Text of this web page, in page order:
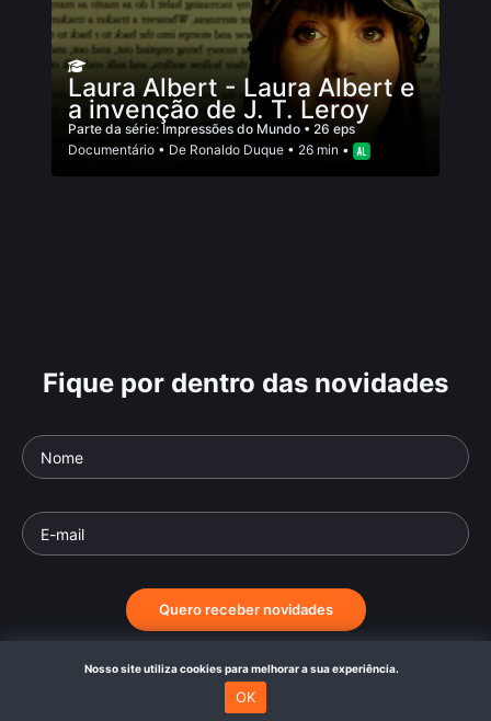
Laura Albert - Laura Albert e
a invenção de J. T. Leroy
Parte da série:Impressões do Mundo • 26 eps
Documentário • De Ronaldo Duque • 26 min •
Fique por dentro das novidades
Quero receber novidades
Nosso site utiliza cookies para melhorar a sua experiência.
OK